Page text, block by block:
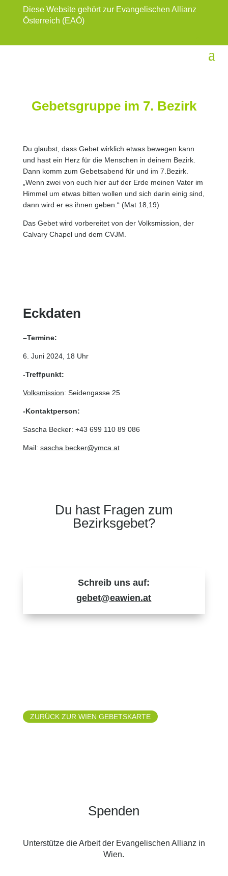
Diese Website gehört zur Evangelischen Allianz
Österreich (EAÖ)
Gebetsgruppe im 7. Bezirk
Du glaubst, dass Gebet wirklich etwas bewegen kann
und hast ein Herz für die Menschen in deinem Bezirk.
Dann komm zum Gebetsabend für und im 7.Bezirk.
„Wenn zwei von euch hier auf der Erde meinen Vater im
Himmel um etwas bitten wollen und sich darin einig sind,
dann wird er es ihnen geben.“ (Mat 18,19)
Das Gebet wird vorbereitet von der Volksmission, der
Calvary Chapel und dem CVJM.
Eckdaten
–Termine:
6. Juni 2024, 18 Uhr
-Treffpunkt:
Volksmission: Seidengasse 25
-Kontaktperson:
Sascha Becker: +43 699 110 89 086
Mail: sascha.becker@ymca.at
Du hast Fragen zum
Bezirksgebet?
Schreib uns auf:
gebet@eawien.at
ZURÜCK ZUR WIEN GEBETSKARTE
Spenden
Unterstütze die Arbeit der Evangelischen Allianz in
Wien.